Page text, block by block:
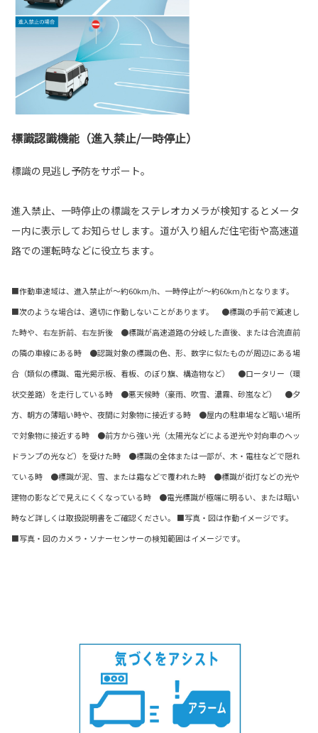
標識認識機能（進入禁止/一時停止）
標識の見逃し予防をサポート。
進入禁止、一時停止の標識をステレオカメラが検知するとメータ
ー内に表示してお知らせします。道が入り組んだ住宅街や高速道
路での運転時などに役立ちます。
■作動車速域は、進入禁止が～約60km/h、一時停止が～約60km/hとなります。
■次のような場合は、適切に作動しないことがあります。 ●標識の手前で減速し
た時や、右左折前、右左折後 ●標識が高速道路の分岐した直後、または合流直前
の隣の車線にある時 ●認識対象の標識の色、形、数字に似たものが周辺にある場
合（類似の標識、電光掲示板、看板、のぼり旗、構造物など） ●ロータリー（環
状交差路）を走行している時 ●悪天候時（豪雨、吹雪、濃霧、砂嵐など） ●夕
方、朝方の薄暗い時や、夜間に対象物に接近する時 ●屋内の駐車場など暗い場所
で対象物に接近する時 ●前方から強い光（太陽光などによる逆光や対向車のヘッ
ドランプの光など）を受けた時 ●標識の全体または一部が、木・電柱などで隠れ
ている時 ●標識が泥、雪、または霜などで覆われた時 ●標識が街灯などの光や
建物の影などで見えにくくなっている時 ●電光標識が極端に明るい、または暗い
時など詳しくは取扱説明書をご確認ください。 ■写真・図は作動イメージです。
■写真・図のカメラ・ソナーセンサーの検知範囲はイメージです。